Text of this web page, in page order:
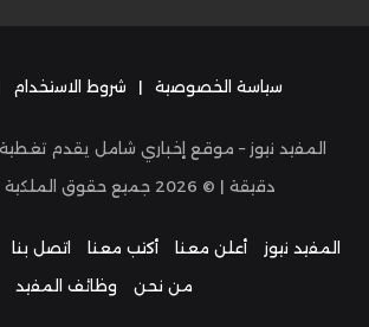
سياسة الخصوصية | شروط الاستخدام
المفيد نيوز – موقع إخباري شامل يقدم
دقيقة | © 2026 جميع حقوق
المفيد نيوز أعلن معنا أكتب معنا اتصل بنا
من نحن
وظائف المفيد